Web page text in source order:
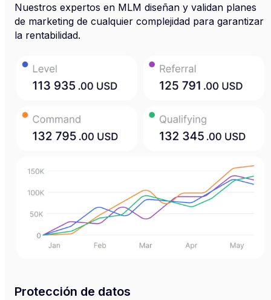
Nuestros expertos en MLM diseñan y validan planes
de marketing de cualquier complejidad para garantizar
la rentabilidad.
Protección de datos